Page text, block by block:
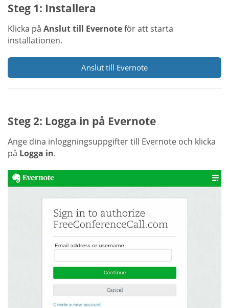
Steg 1: Installera
Klicka på Anslut till Evernoteför att starta
installationen.
Anslut till Evernote
Steg 2: Logga in på Evernote
Ange dina inloggningsuppgifter till Evernote och klicka
på Logga in.